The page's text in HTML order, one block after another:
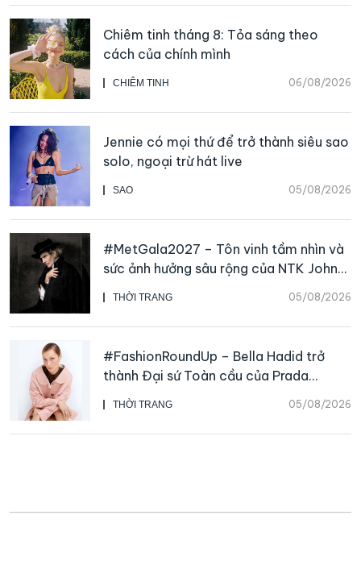
CHIÊM TINH 06/08/2026
Chiêm tinh tháng 8: Tỏa sáng theo
cách của chính mình
SAO 05/08/2026
Jennie có mọi thứ để trở thành siêu sao
solo, ngoại trừ hát live
THỜI TRANG 05/08/2026
#MetGala2027 – Tôn vinh tầm nhìn và
sức ảnh hưởng sâu rộng của NTK John
Galliano
THỜI TRANG 05/08/2026
#FashionRoundUp – Bella Hadid trở
thành Đại sứ Toàn cầu của Prada
Beauty, CHANEL mua lại Charvet